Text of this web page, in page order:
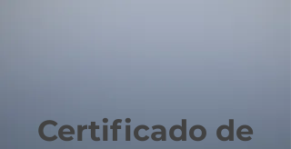
Certificado de